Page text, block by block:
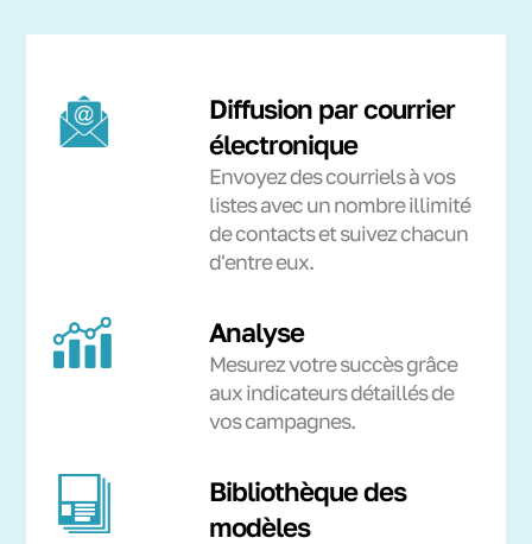
Diffusion par courrier
électronique
Envoyez des courriels à vos
listes avec un nombre illimité
de contacts et suivez chacun
d'entre eux.
Analyse
Mesurez votre succès grâce
aux indicateurs détaillés de
vos campagnes.
Bibliothèque des
modèles